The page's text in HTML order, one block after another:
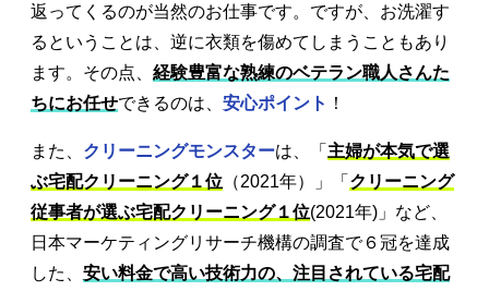
返ってくるのが当然のお仕事です。ですが、お洗濯す
るということは、逆に衣類を傷めてしまうこともあり
ます。その点、 経験豊富な熟練のベテラン職人さんた
ちにお任せできるのは、 安心ポイント ！
また、 クリーニングモンスターは、「 主婦が本気で選
ぶ宅配クリーニング１位 （2021年）」「 クリーニング
従事者が選ぶ宅配クリーニング１位(2021年)」など、
日本マーケティングリサーチ機構の調査で６冠を達成
した、 安い料金で高い技術力の、注目されている宅配